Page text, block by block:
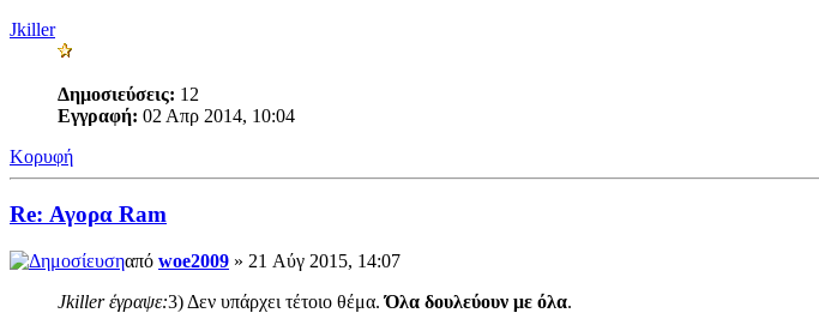
Jkiller
Δημοσιεύσεις: 12
Εγγραφή: 02 Απρ 2014, 10:04
Κορυφή
Re: Αγορα Ram
από woe2009 » 21 Αύγ 2015, 14:07
Jkiller έγραψε:3) Δεν υπάρχει τέτοιο θέμα.Όλα δουλεύουν με όλα.